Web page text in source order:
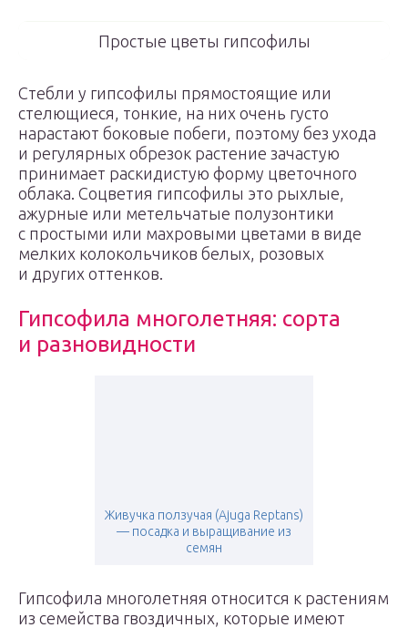
Простые цветы гипсофилы
Стебли у гипсофилы прямостоящие или
стелющиеся, тонкие, на них очень густо
нарастают боковые побеги, поэтому без ухода
и регулярных обрезок растение зачастую
принимает раскидистую форму цветочного
облака. Соцветия гипсофилы это рыхлые,
ажурные или метельчатые полузонтики
с простыми или махровыми цветами в виде
мелких колокольчиков белых, розовых
и других оттенков.
Гипсофила многолетняя: сорта
и разновидности
Живучка ползучая (Ajuga Reptans)
— посадка и выращивание из
семян
Гипсофила многолетняя относится к растениям
из семейства гвоздичных, которые имеют